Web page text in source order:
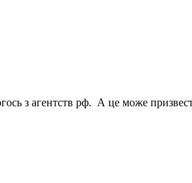
з агентств рф. А це може